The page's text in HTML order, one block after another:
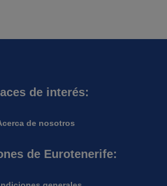
de interés:
de nosotros
de Eurotenerife: